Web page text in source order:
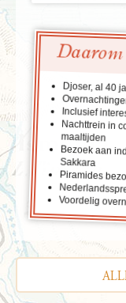
Djoser, al 40
Inclusief
Nachttrein in
maaltijden
Bezoek aan
Sakkara
Piramides
Voordelig